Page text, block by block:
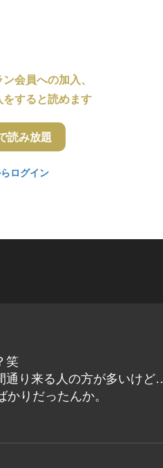
会員への加入、
すると読めます
読み放題
ログイン
笑
り来る人の方が多いけ
りだったんか。